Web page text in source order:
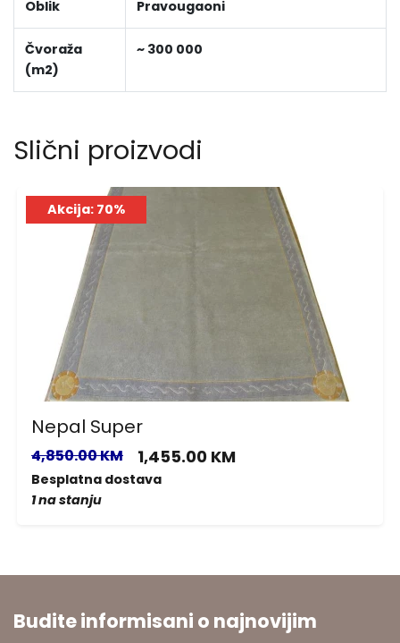
Oblik Pravougaoni
Čvoraža
(m2)
~ 300 000
Slični proizvodi
Akcija: 70%
Nepal Super
4,850.00 KM 1,455.00 KM
Besplatna dostava
1 na stanju
Budite informisani o najnovijim